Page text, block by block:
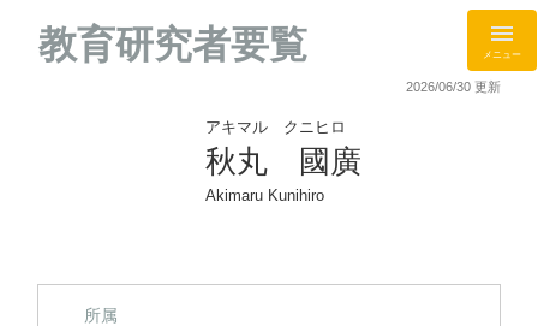
教育研究者要覧 メニュー
2026/06/30 更新
アキマル クニヒロ
秋丸 國廣
Akimaru Kunihiro
所属